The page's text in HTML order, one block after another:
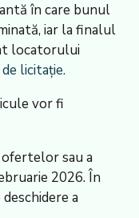
în care bunul
iar la finalul
locatorului
licitație.
vor fi
sau a
2026. În
deschidere a